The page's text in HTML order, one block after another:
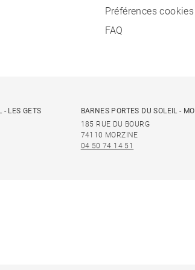
Préférences cookies
FAQ
- LES GETS
BARNES PORTES DU SOLEIL -
185 RUE DU BOURG
74110 MORZINE
04 50 74 14 51